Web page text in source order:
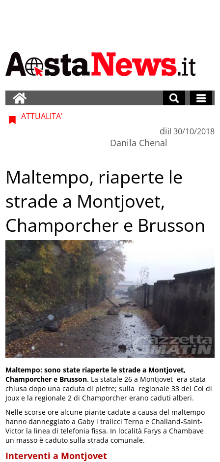
ATTUALITA'
di
Danila Chenal
il 30/10/2018
Maltempo, riaperte le
strade a Montjovet,
Champorcher e Brusson
Maltempo: sono state riaperte le strade a Montjovet,
Champorcher e Brusson. La statale 26 a Montjovet era stata
chiusa dopo una caduta di pietre; sulla regionale 33 del Col di
Joux e la regionale 2 di Champorcher erano caduti alberi.
Nelle scorse ore alcune piante cadute a causa del maltempo
hanno danneggiato a Gaby i tralicci Terna e Challand-Saint-
Victor la linea di telefonia fissa. In località Farys a Chambave
un masso è caduto sulla strada comunale.
Interventi a Montjovet